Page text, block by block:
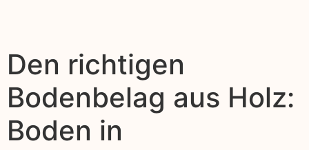
Den richtigen
Bodenbelag aus Holz:
Boden in